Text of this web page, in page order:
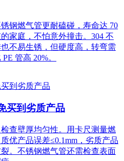
钢燃气管更耐磕碰，寿命达 70
家庭，不怕意外撞击。304 不
不易生锈，但硬度高，转弯需
管高 20%。
买到劣质产品
查壁厚均匀性。用卡尺测量燃
优产品误差≤0.1mm，劣质产品
。不锈钢燃气管还需检查表面